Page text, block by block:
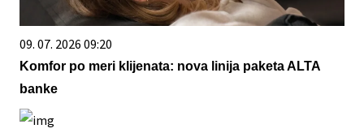
09. 07. 2026 09:20
Komfor po meri klijenata: nova linija paketa ALTA
banke